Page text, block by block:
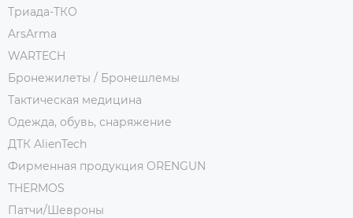
Триада-ТКО
ArsArma
WARTECH
Бронежилеты / Бронешлемы
Тактическая медицина
Одежда, обувь, снаряжение
ДТК AlienTech
Фирменная продукция ORENGUN
THERMOS
Патчи/Шевроны